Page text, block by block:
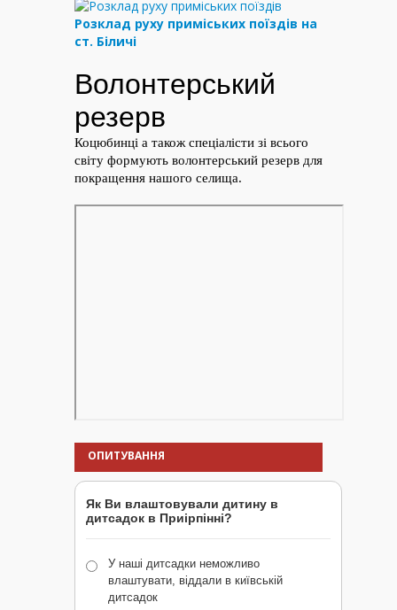
Розклад руху приміських поїздів на
ст. Біличі
ОПИТУВАННЯ
Як Ви влаштовували дитину в
дитсадок в Приірпінні?
У наші дитсадки неможливо
влаштувати, віддали в київській
дитсадок